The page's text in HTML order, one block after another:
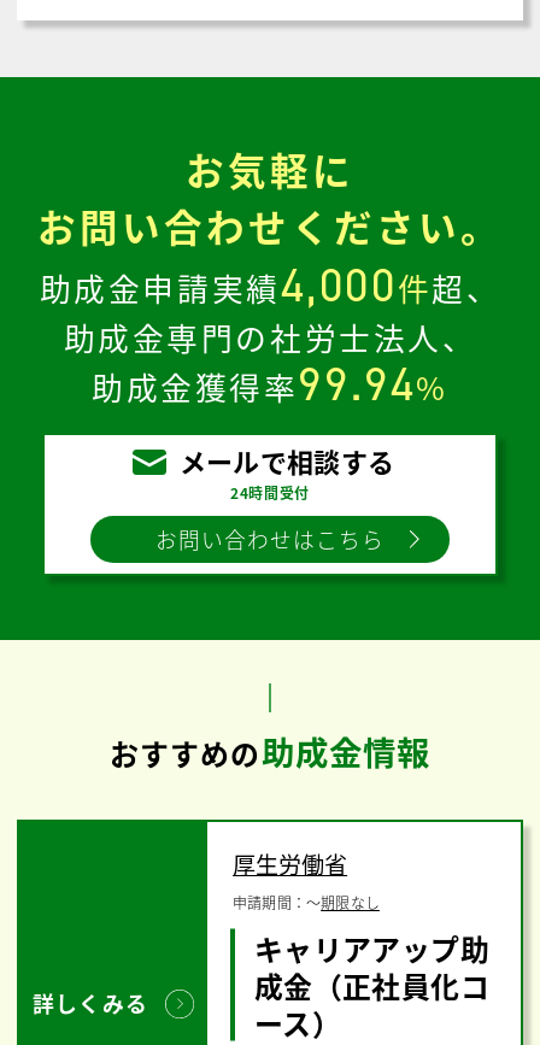
お気軽に
お問い合わせください。
助成金申請実績4,000件超、
助成金専門の社労士法人、
助成金獲得率99.94%
メールで相談する
24時間受付
お問い合わせはこちら
おすすめの助成金情報
詳しくみる
厚生労働省
申請期間：〜期限なし
キャリアアップ助
成金（正社員化コ
ース）